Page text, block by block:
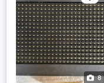
8